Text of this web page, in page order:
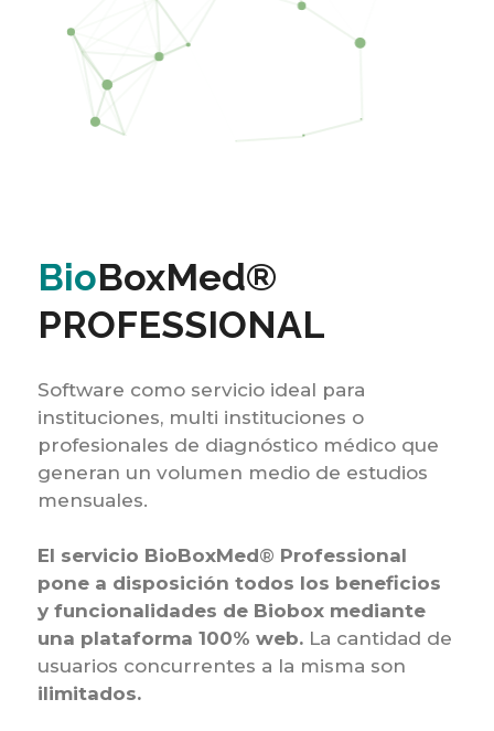
BioBoxMed®
PROFESSIONAL
Software como servicio ideal para
instituciones, multi instituciones o
profesionales de diagnóstico médico que
generan un volumen medio de estudios
mensuales.
El servicio BioBoxMed® Professional
pone a disposición todos los beneficios
y funcionalidades de Biobox mediante
una plataforma 100% web. La cantidad de
usuarios concurrentes a la misma son
ilimitados.